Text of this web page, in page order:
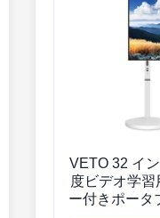
VETO 32 イ
度ビデオ学習
ー付きポータ